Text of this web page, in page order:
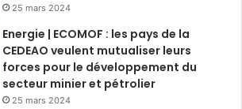
25 mars 2024
Energie | ECOMOF : les pays de la
CEDEAO veulent mutualiser leurs
forces pour le développement du
secteur minier et pétrolier
25 mars 2024